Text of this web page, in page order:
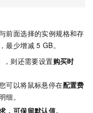
前面选择的实例规格和存
最少增减 5 GB。
，则还需要设置购买时
可以将鼠标悬停在配置费
细。
，可保留默认值。